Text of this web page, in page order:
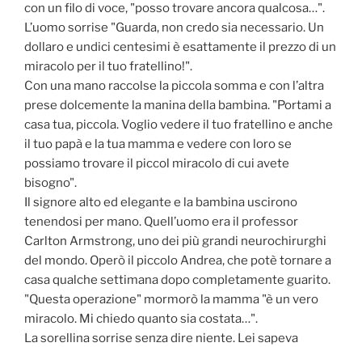
con un filo di voce, "posso trovare ancora qualcosa…".
L’uomo sorrise "Guarda, non credo sia necessario. Un
dollaro e undici centesimi è esattamente il prezzo di un
miracolo per il tuo fratellino!".
Con una mano raccolse la piccola somma e con l’altra
prese dolcemente la manina della bambina. "Portami a
casa tua, piccola. Voglio vedere il tuo fratellino e anche
il tuo papà e la tua mamma e vedere con loro se
possiamo trovare il piccol miracolo di cui avete
bisogno".
Il signore alto ed elegante e la bambina uscirono
tenendosi per mano. Quell’uomo era il professor
Carlton Armstrong, uno dei più grandi neurochirurghi
del mondo. Operò il piccolo Andrea, che potè tornare a
casa qualche settimana dopo completamente guarito.
"Questa operazione" mormorò la mamma "è un vero
miracolo. Mi chiedo quanto sia costata…".
La sorellina sorrise senza dire niente. Lei sapeva